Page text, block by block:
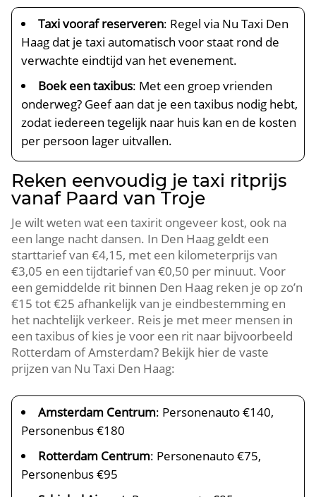
Taxi vooraf reserveren: Regel via Nu Taxi Den
Haag dat je taxi automatisch voor staat rond de
verwachte eindtijd van het evenement.
Boek een taxibus: Met een groep vrienden
onderweg? Geef aan dat je een taxibus nodig hebt,
zodat iedereen tegelijk naar huis kan en de kosten
per persoon lager uitvallen.
Reken eenvoudig je taxi ritprijs
vanaf Paard van Troje
Je wilt weten wat een taxirit ongeveer kost, ook na
een lange nacht dansen. In Den Haag geldt een
starttarief van €4,15, met een kilometerprijs van
€3,05 en een tijdtarief van €0,50 per minuut. Voor
een gemiddelde rit binnen Den Haag reken je op zo’n
€15 tot €25 afhankelijk van je eindbestemming en
het nachtelijk verkeer. Reis je met meer mensen in
een taxibus of kies je voor een rit naar bijvoorbeeld
Rotterdam of Amsterdam? Bekijk hier de vaste
prijzen van Nu Taxi Den Haag:
Amsterdam Centrum: Personenauto €140,
Personenbus €180
Rotterdam Centrum: Personenauto €75,
Personenbus €95